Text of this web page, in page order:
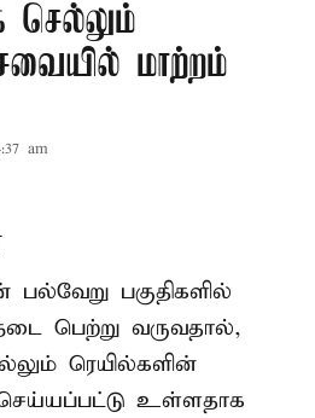
செல்லும்
மாற்றம்
am
பல்வேறு பகுதிகளில்
பெற்று வருவதால்,
ரெயில்களின்
உள்ளதாக